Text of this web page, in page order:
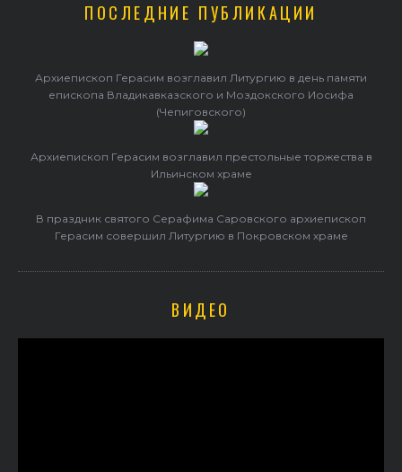
ПОСЛЕДНИЕ ПУБЛИКАЦИИ
Архиепископ Герасим возглавил Литургию в день памяти
епископа Владикавказского и Моздокского Иосифа
(Чепиговского)
Архиепископ Герасим возглавил престольные торжества в
Ильинском храме
В праздник святого Серафима Саровского архиепископ
Герасим совершил Литургию в Покровском храме
ВИДЕО